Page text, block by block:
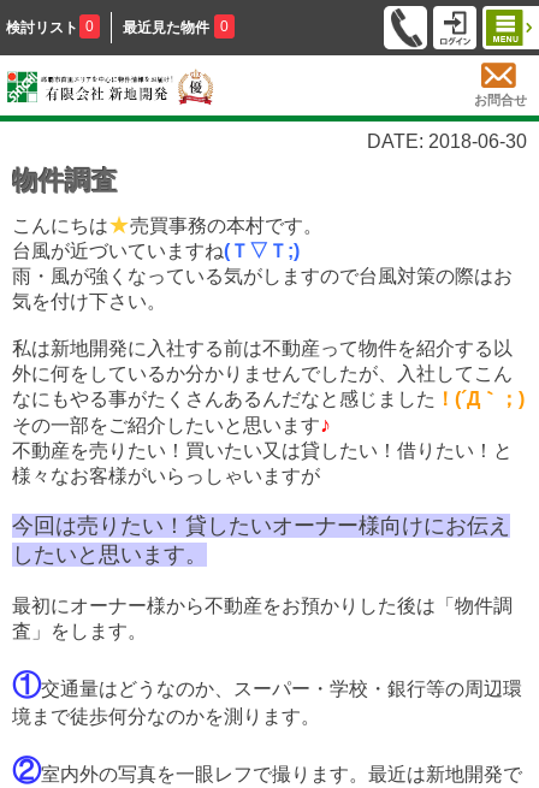
検討リスト 0 最近見た物件 0
お問合せ
DATE: 2018-06-30
物件調査
こんにちは★売買事務の本村です。
台風が近づいていますね(Ｔ▽Ｔ;)
雨・風が強くなっている気がしますので台風対策の際はお
気を付け下さい。
私は新地開発に入社する前は不動産って物件を紹介する以
外に何をしているか分かりませんでしたが、入社してこん
なにもやる事がたくさんあるんだなと感じました ！(´Д｀；)
その一部をご紹介したいと思います♪
不動産を売りたい！買いたい又は貸したい！借りたい！と
様々なお客様がいらっしゃいますが
今回は売りたい！貸したいオーナー様向けにお伝え
したいと思います。
最初にオーナー様から不動産をお預かりした後は「物件調
査」をします。
①交通量はどうなのか、スーパー・学校・銀行等の周辺環
境まで徒歩何分なのかを測ります。
②室内外の写真を一眼レフで撮ります。最近は新地開発で